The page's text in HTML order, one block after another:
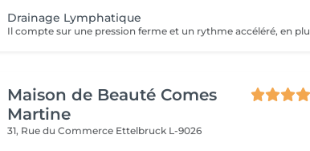
Drainage Lymphatique
Maison de Beauté Comes
Martine
31, Rue du Commerce Ettelbruck L-9026